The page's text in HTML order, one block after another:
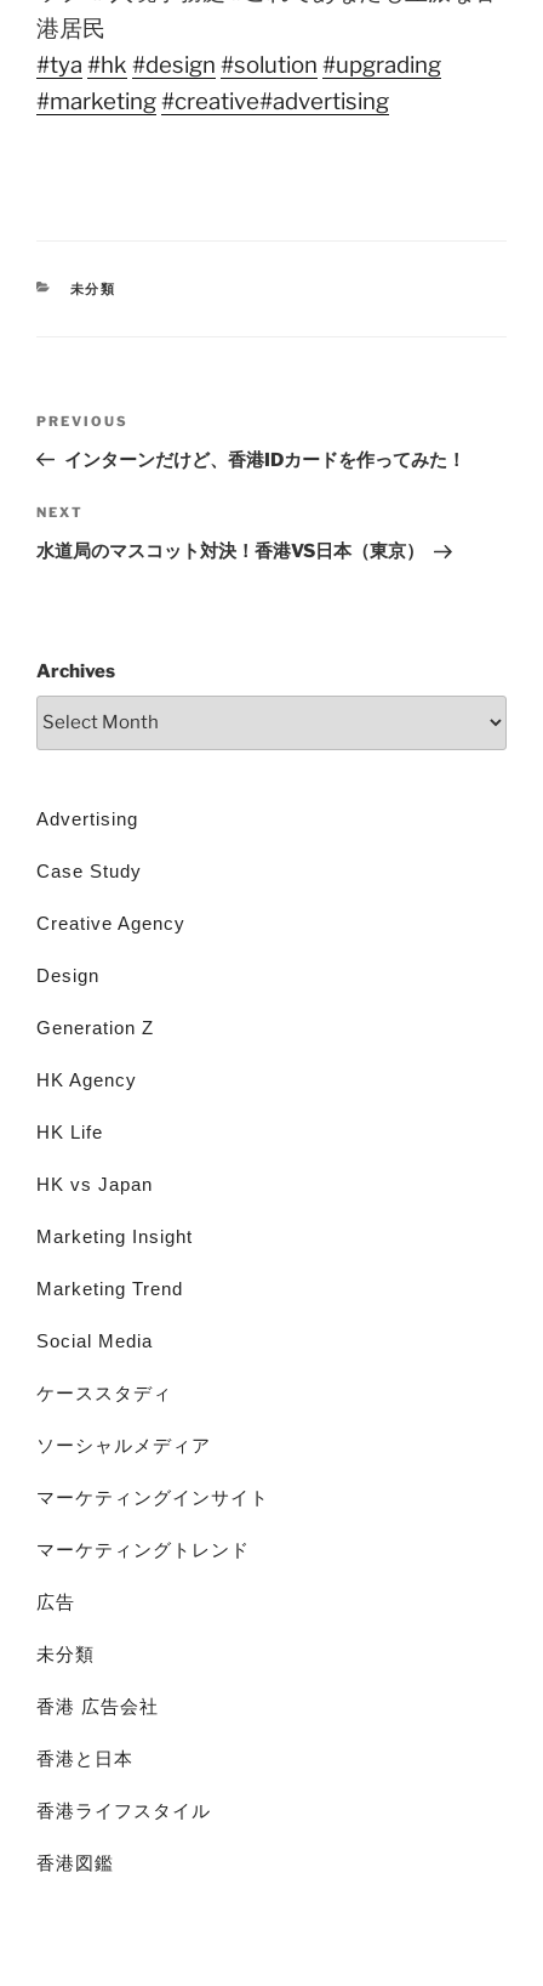
港居民
#tya #hk #design #solution #upgrading
#marketing#creative#advertising
未分類
PREVIOUS
インターンだけど、香港IDカードを作ってみた！
NEXT
水道局のマスコット対決！香港VS日本（東京）
Archives
Advertising
Case Study
Creative Agency
Design
Generation Z
HK Agency
HK Life
HK vs Japan
Marketing Insight
Marketing Trend
Social Media
ケーススタディ
ソーシャルメディア
マーケティングインサイト
マーケティングトレンド
広告
未分類
香港 広告会社
香港と日本
香港ライフスタイル
香港図鑑